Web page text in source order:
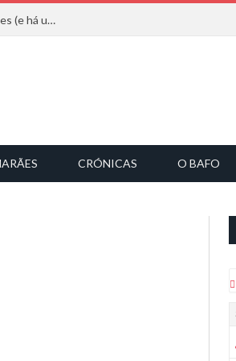
Mucho Flow alarga leque de convidados com 8 performances (e há uma saída)
CRÓNICAS O BAFO